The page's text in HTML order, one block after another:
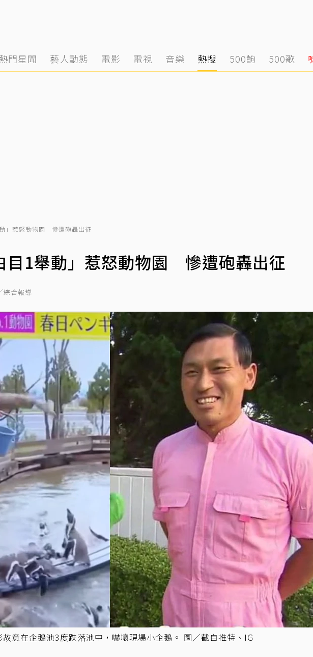
門星聞 藝人動態 電影 電視 音樂 熱搜 500齣 500歌
」惹怒動物園 慘遭砲轟出征
目1舉動」惹怒動物園 慘遭砲轟出征
綜合報導
意在企鵝池3度跌落池中，嚇壞現場小企鵝。 圖／截自推特、IG